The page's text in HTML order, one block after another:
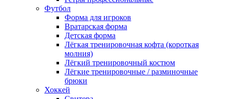
Футбол
Форма для игроков
Вратарская форма
Детская форма
Лёгкая тренировочная кофта (короткая
молния)
Лёгкий тренировочный костюм
Лёгкие тренировочные / разминочные
брюки
Хоккей